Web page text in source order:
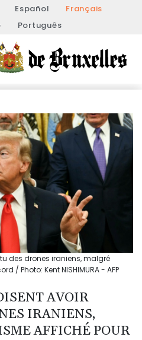
Español
Français
Português
des drones iraniens, malgré
/ Photo: Kent NISHIMURA - AFP
AVOIR
IRANIENS,
AFFICHÉ POUR